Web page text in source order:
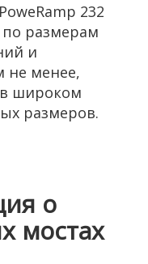
232
размерам
и
не менее,
в широком
размеров.
о
мостах